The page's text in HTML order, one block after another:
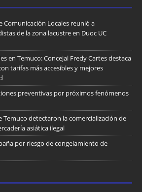
Comunicación Locales reunió a
de la zona lacustre en Duoc UC
en Temuco: Concejal Fredy Cartes destaca
tarifas más accesibles y mejores
preventivas por próximos fenómenos
Temuco detectaron la comercialización de
asiática ilegal
por riesgo de congelamiento de